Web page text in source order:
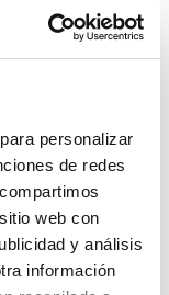
personalizar
de redes
web con
y análisis
información